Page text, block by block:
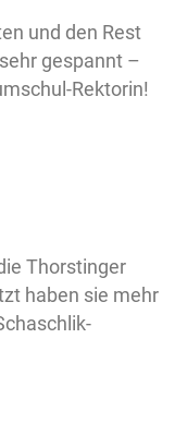
und den Rest
gespannt –
Rektorin!
Thorstinger
haben sie mehr